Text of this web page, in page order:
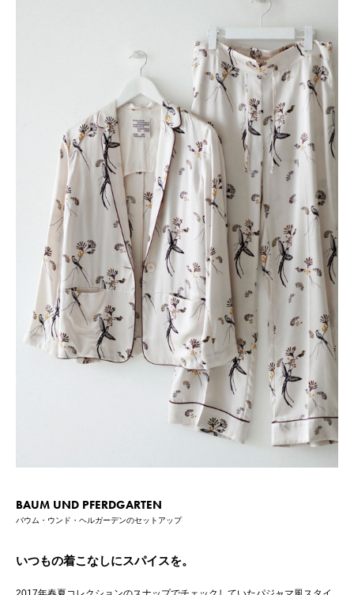
BAUM UND PFERDGARTEN
バウム・ウンド・ヘルガーデンのセットアップ
いつもの着こなしにスパイスを。